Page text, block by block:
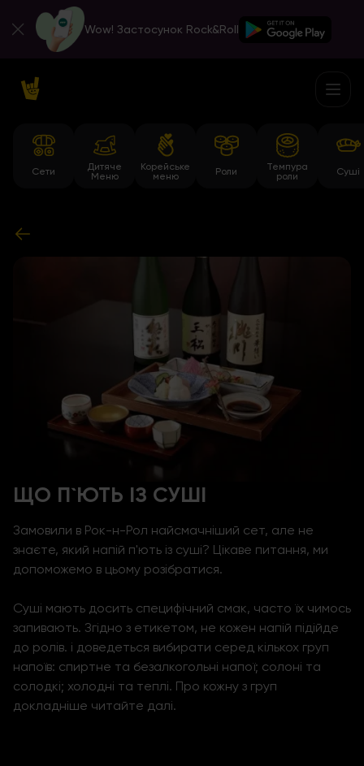
Wow! Застосунок Rock&Roll
Сети
Дитяче
Меню
Корейське
меню
Роли
Темпура
роли
Суші
ЩО П`ЮТЬ ІЗ СУШІ
Замовили в Рок-н-Рол найсмачніший сет, але не
знаєте, який напій п'ють із суші? Цікаве питання, ми
допоможемо в цьому розібратися.
Суші мають досить специфічний смак, часто їх чимось
запивають. Згідно з етикетом, не кожен напій підійде
до ролів. і доведеться вибирати серед кількох груп
напоїв: спиртне та безалкогольні напої; солоні та
солодкі; холодні та теплі. Про кожну з груп
докладніше читайте далі.